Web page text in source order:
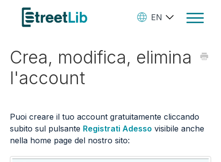
Toggle
Ebooks
Create Your Books
Manage Your Account and
Royalties
EN
Crea, modifica, elimina
l'account
Puoi creare il tuo account gratuitamente cliccando
subito sul pulsante Registrati Adesso visibile anche
nella home page del nostro sito: